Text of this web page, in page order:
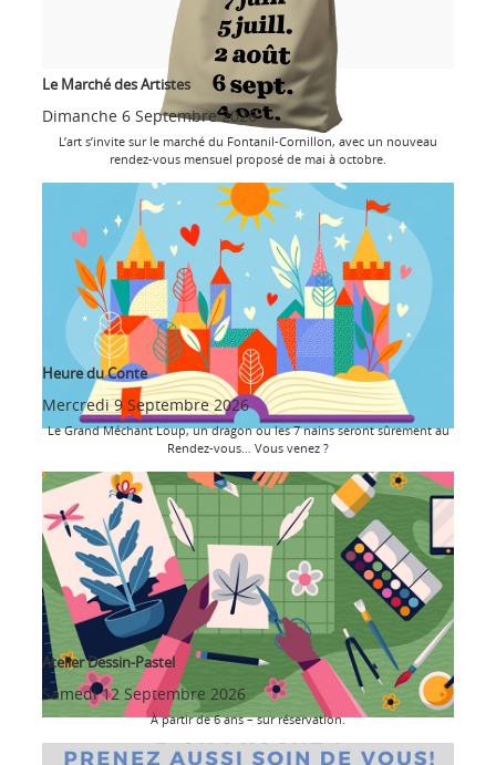
Le Marché des Artistes
Dimanche 6 Septembre 2026
L’art s’invite sur le marché du Fontanil-Cornillon, avec un nouveau
rendez-vous mensuel proposé de mai à octobre.
Heure du Conte
Mercredi 9 Septembre 2026
Le Grand Méchant Loup, un dragon ou les 7 nains seront sûrement au
Rendez-vous… Vous venez ?
Atelier Dessin-Pastel
Samedi 12 Septembre 2026
À partir de 6 ans – sur réservation.